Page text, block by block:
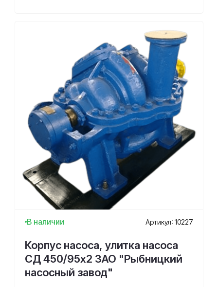
В наличии Артикул: 10227
Корпус насоса, улитка насоса
СД 450/95х2 ЗАО "Рыбницкий
насосный завод"